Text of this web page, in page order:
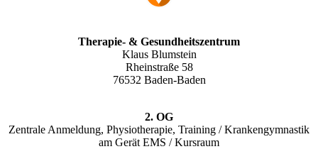
Therapie- & Gesundheitszentrum
Klaus Blumstein
Rheinstraße 58
76532 Baden-Baden
2. OG
Zentrale Anmeldung, Physiotherapie, Training / Krankengymnastik
am Gerät EMS / Kursraum